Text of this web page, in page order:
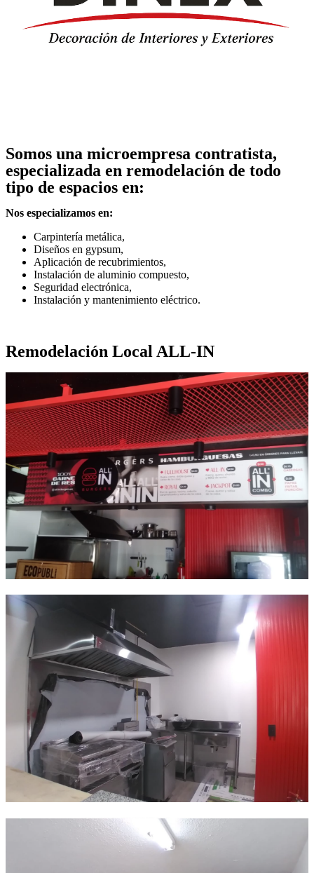
Somos una microempresa contratista,
especializada en remodelación de todo
tipo de espacios en:
Nos especializamos en:
Carpintería metálica,
Diseños en gypsum,
Aplicación de recubrimientos,
Instalación de aluminio compuesto,
Seguridad electrónica,
Instalación y mantenimiento eléctrico.
Remodelación Local ALL-IN